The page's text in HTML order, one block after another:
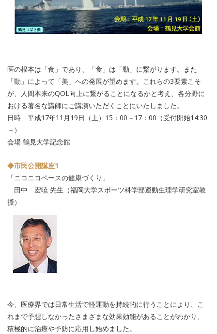
医の根本は「食」であり、「食」は「動」に繋がります。また
「動」によって「美」への発展が望めます。これらの3要素こそ
が、人間本来のQOL向上に繋がることになるかと考え、各分野に
おける著名な講師にご講演いただくことにいたしました。
日時 平成17年11月19日（土）15：00～17：00（受付開始14:30
～）
会場 鶴見大学記念館
◆市民公開講座1
「ニコニコペースの健康づくり」
田中 宏暁 先生（福岡大学スポーツ科学部運動生理学研究室教
授）
今、医療界では日常生活で軽運動を持続的に行うことにより、こ
れまで予想しなかったさまざまな効果効能があることがわかり、
積極的に治療や予防に応用し始めました。